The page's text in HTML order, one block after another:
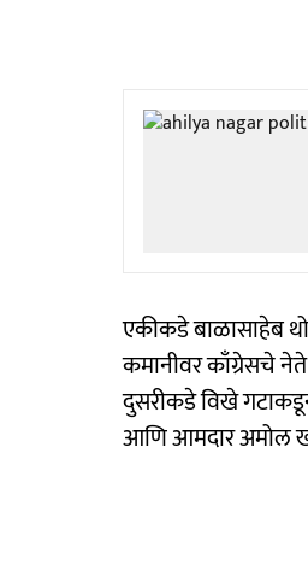
एकीकडे बाळासाहेब
कमानीवर काँग्रेसचे
दुसरीकडे विखे
आणि आमदार अमोल